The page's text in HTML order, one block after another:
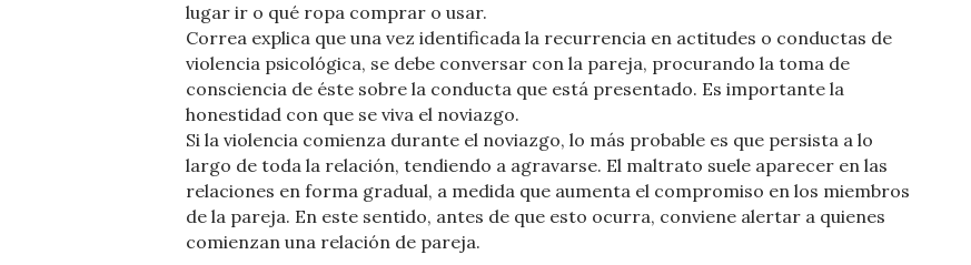
lugar ir o qué ropa comprar o usar.
Correa explica que una vez identificada la recurrencia en actitudes o conductas de
violencia psicológica, se debe conversar con la pareja, procurando la toma de
consciencia de éste sobre la conducta que está presentado. Es importante la
honestidad con que se viva el noviazgo.
Si la violencia comienza durante el noviazgo, lo más probable es que persista a lo
largo de toda la relación, tendiendo a agravarse. El maltrato suele aparecer en las
relaciones en forma gradual, a medida que aumenta el compromiso en los miembros
de la pareja. En este sentido, antes de que esto ocurra, conviene alertar a quienes
comienzan una relación de pareja.